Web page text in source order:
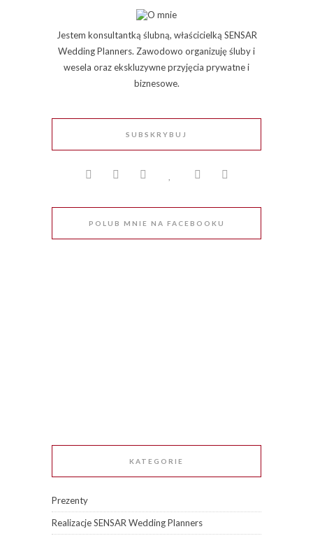
Jestem konsultantką ślubną, właścicielką SENSAR
Wedding Planners. Zawodowo organizuję śluby i
wesela oraz ekskluzywne przyjęcia prywatne i
biznesowe.
SUBSKRYBUJ
POLUB MNIE NA FACEBOOKU
KATEGORIE
Prezenty
Realizacje SENSAR Wedding Planners